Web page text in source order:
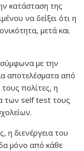
κατάσταση της
να δείξει ότι η
μετά και
με την
αποτελέσματα από
πολίτες, η
των self test τους
η διενέργεια του
μόνο από κάθε